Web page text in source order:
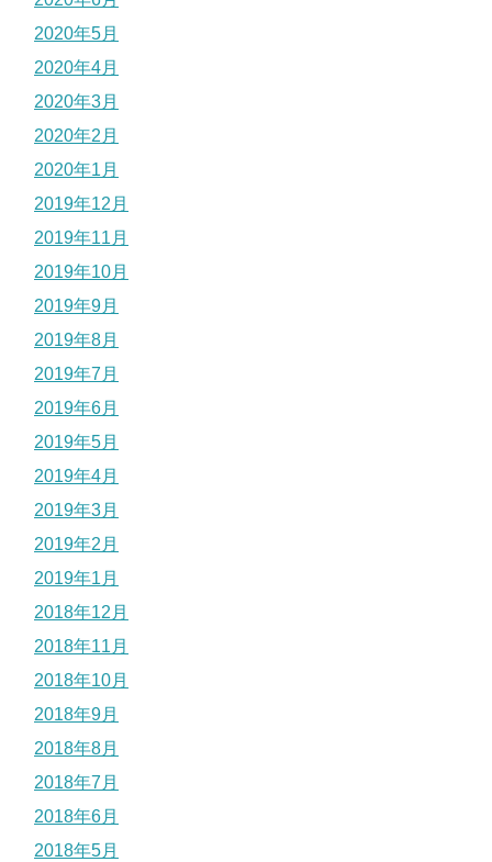
2020年5月
2020年4月
2020年3月
2020年2月
2020年1月
2019年12月
2019年11月
2019年10月
2019年9月
2019年8月
2019年7月
2019年6月
2019年5月
2019年4月
2019年3月
2019年2月
2019年1月
2018年12月
2018年11月
2018年10月
2018年9月
2018年8月
2018年7月
2018年6月
2018年5月